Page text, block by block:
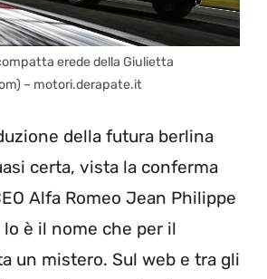
erede della Giulietta
– motori.derapate.it
della futura berlina
certa, vista la conferma
Alfa Romeo Jean Philippe
è il nome che per il
un mistero. Sul web e tra gli